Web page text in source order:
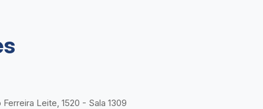
Leite, 1520 - Sala 1309